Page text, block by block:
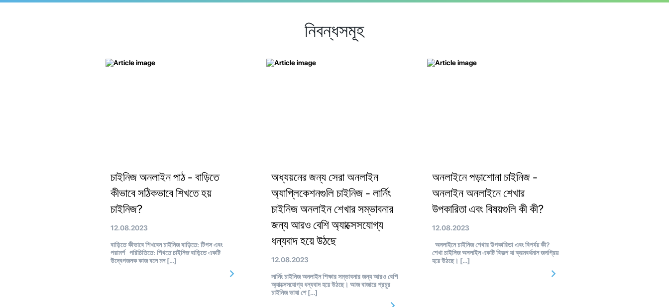
নিবন্ধসমূহ
চাইনিজ অনলাইন পাঠ - বাড়িতে
কীভাবে সঠিকভাবে শিখতে হয়
চাইনিজ?
12.08.2023
বাড়িতে কীভাবে শিখবেন চাইনিজ বাড়িতে: টিপস এবং
পরামর্শ পরিচিতিতে: শিখতে চাইনিজ বাড়িতে একটি
উদ্বেগজনক কাজ বলে মন […]
অধ্যয়নের জন্য সেরা অনলাইন
অ্যাপ্লিকেশনগুলি চাইনিজ - লার্নিং
চাইনিজ অনলাইন শেখার সম্ভাবনার
জন্য আরও বেশি অ্যাক্সেসযোগ্য
ধন্যবাদ হয়ে উঠছে
12.08.2023
লার্নিং চাইনিজ অনলাইন শিক্ষার সম্ভাবনার জন্য আরও বেশি
অ্যাক্সেসযোগ্য ধন্যবাদ হয়ে উঠছে। আজ বাজারে প্রচুর
চাইনিজ ভাষা শে […]
অনলাইনে পড়াশোনা চাইনিজ -
অনলাইন অনলাইনে শেখার
উপকারিতা এবং বিষয়গুলি কী কী?
12.08.2023
অনলাইনে চাইনিজ শেখার উপকারিতা এবং বিপর্যয় কী?
শেখা চাইনিজ অনলাইন একটি বিকল্প যা ক্রমবর্ধমান জনপ্রিয়
হয়ে উঠছে। […]